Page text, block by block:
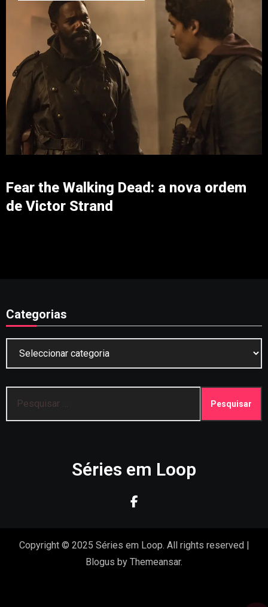
Fear the Walking Dead: a nova ordem
de Victor Strand
Categorias
por:
Séries em Loop
Copyright © 2025 Séries em Loop. All rights reserved |
Blogus by Themeansar.